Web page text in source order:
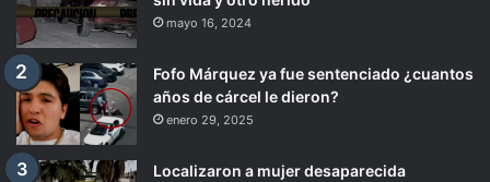
mayo 16, 2024
Fofo Márquez ya fue sentenciado ¿cuantos
años de cárcel le dieron?
enero 29, 2025
Localizaron a mujer desaparecida